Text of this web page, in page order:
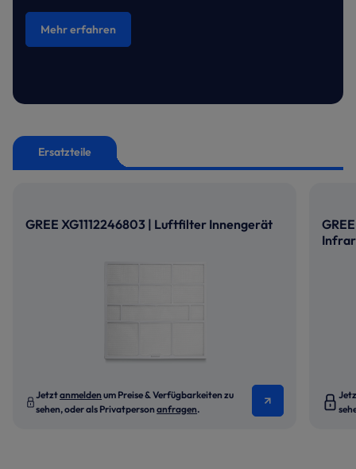
Mehr erfahren
Ersatzteile
GREE XG1112246803 | Luftfilter Innengerät
Jetztanmelden um Preise & Verfügbarkeiten zu
sehen, oder als Privatpersonanfragen.